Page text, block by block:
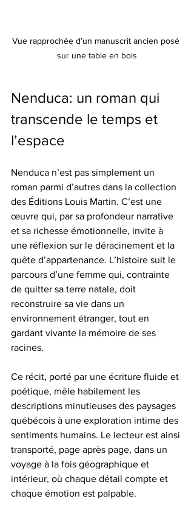
Vue rapprochée d’un manuscrit ancien posé
sur une table en bois
Nenduca: un roman qui
transcende le temps et
l’espace
Nenduca n’est pas simplement un
roman parmi d’autres dans la collection
des Éditions Louis Martin. C’est une
œuvre qui, par sa profondeur narrative
et sa richesse émotionnelle, invite à
une réflexion sur le déracinement et la
quête d’appartenance. L’histoire suit le
parcours d’une femme qui, contrainte
de quitter sa terre natale, doit
reconstruire sa vie dans un
environnement étranger, tout en
gardant vivante la mémoire de ses
racines.
Ce récit, porté par une écriture fluide et
poétique, mêle habilement les
descriptions minutieuses des paysages
québécois à une exploration intime des
sentiments humains. Le lecteur est ainsi
transporté, page après page, dans un
voyage à la fois géographique et
intérieur, où chaque détail compte et
chaque émotion est palpable.